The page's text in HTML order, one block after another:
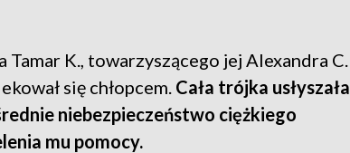
K., towarzyszącego jej Alexandra C.
się chłopcem. Cała trójka usłyszała
niebezpieczeństwo ciężkiego
mu pomocy.